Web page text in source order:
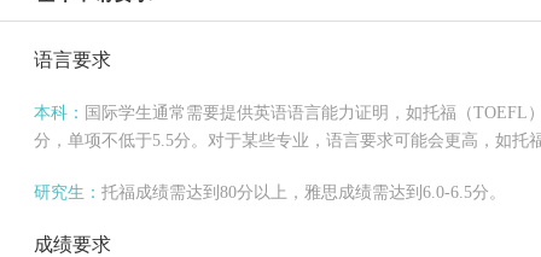
语言要求
本科： 国际学生通常需要提供英语语言能力证明，如托福（TOEFL
分，单项不低于5.5分。对于某些专业，语言要求可能会更高，如托
研究生： 托福成绩需达到80分以上，雅思成绩需达到6.0-6.5分。
成绩要求